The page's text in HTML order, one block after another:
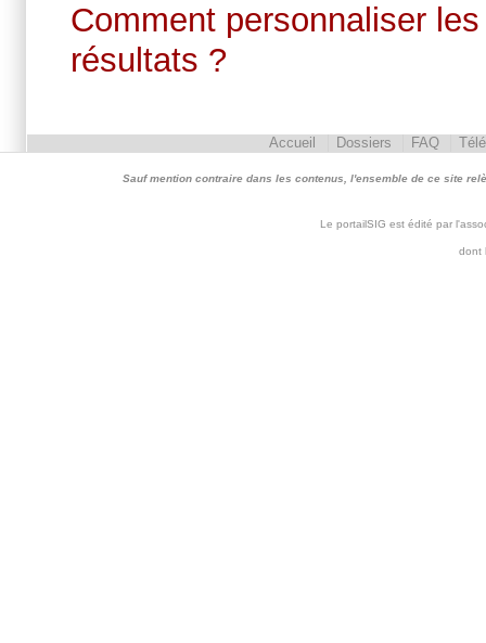
Comment personnaliser
résultats ?
Accueil Dossiers FAQ
Sauf mention contraire dans les contenus, l'ensemble de ce site
Le portailSIG est édité par
dont